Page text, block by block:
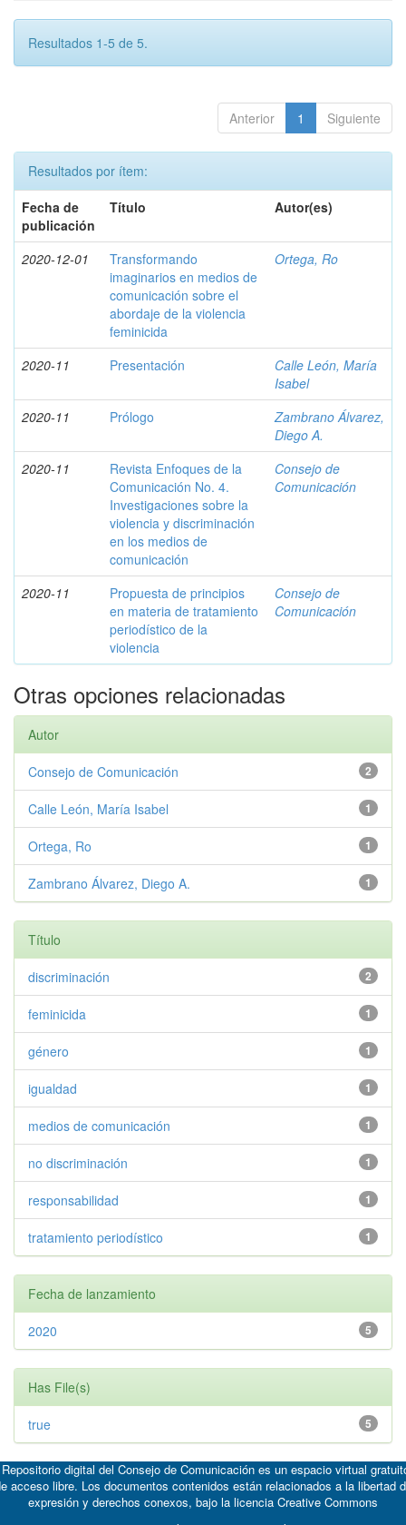
Resultados 1-5 de 5.
Anterior 1 Siguiente
Resultados por ítem:
Fecha de
publicación
Título Autor(es)
2020-12-01
Transformando
imaginarios en medios de
comunicación sobre el
abordaje de la violencia
feminicida
Ortega, Ro
2020-11 Presentación
Calle León, María
Isabel
2020-11
Prólogo
Zambrano Álvarez,
Diego A.
2020-11
Revista Enfoques de la
Comunicación No. 4.
Investigaciones sobre la
violencia y discriminación
en los medios de
comunicación
Consejo de
Comunicación
2020-11
Propuesta de principios
en materia de tratamiento
periodístico de la
violencia
Consejo de
Comunicación
Otras opciones relacionadas
Autor
2
Consejo de Comunicación
1
Calle León, María Isabel
1
Ortega, Ro
1
Zambrano Álvarez, Diego A.
Título
2
discriminación
1
feminicida
1
género
1
igualdad
1
medios de comunicación
1
no discriminación
1
responsabilidad
1
tratamiento periodístico
Fecha de lanzamiento
5
2020
Has File(s)
5
true
digital del Consejo de Comunicación es un espacio virtual
acceso libre. Los documentos contenidos están relacionados a la libertad
expresión y derechos conexos, bajo la licencia Creative Commons